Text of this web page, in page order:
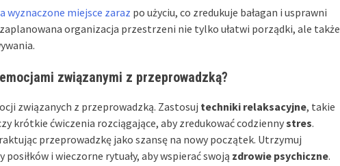
wyznaczone miejsce zaraz po użyciu, co zredukuje bałagan i usprawni
organizacja przestrzeni nie tylko ułatwi porządki, ale także
związanymi z przeprowadzką?
związanych z przeprowadzką. Zastosuj techniki relaksacyjne, takie
krótkie ćwiczenia rozciągające, aby zredukować codziennystres.
przeprowadzkę jako szansę na nowy początek. Utrzymuj
i wieczorne rytuały, aby wspierać swoją zdrowie psychiczne.